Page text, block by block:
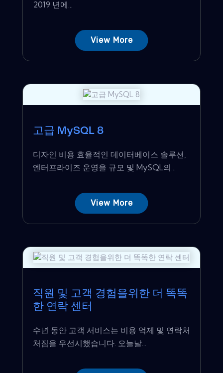
2019 년에...
View More
고급 MySQL 8
디자인 비용 효율적인 데이터베이스 솔루션,
엔터프라이즈 운영을 규모 및 MySQL의...
View More
직원 및 고객 경험을위한 더 똑똑
한 연락 센터
수년 동안 고객 서비스는 비용 억제 및 연락처
처짐을 우선시했습니다. 오늘날...